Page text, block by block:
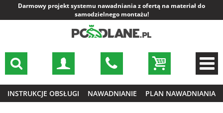
Darmowy projekt systemu nawadniania z ofertą na materiał do
samodzielnego montażu!
INSTRUKCJE OBSŁUGI NAWADNIANIE PLAN NAWADNIANIA